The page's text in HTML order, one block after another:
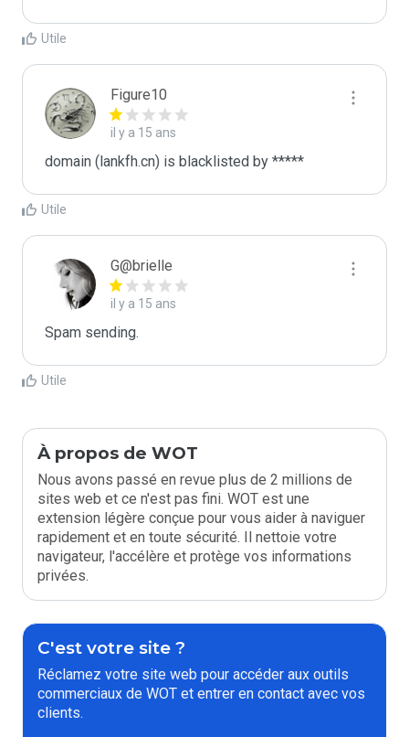
Utile
Figure10
il y a 15 ans
domain (lankfh.cn) is blacklisted by *****
Utile
G@brielle
il y a 15 ans
Spam sending.
Utile
À propos de WOT
Nous avons passé en revue plus de 2 millions de
sites web et ce n'est pas fini. WOT est une
extension légère conçue pour vous aider à naviguer
rapidement et en toute sécurité. Il nettoie votre
navigateur, l'accélère et protège vos informations
privées.
C'est votre site ?
Réclamez votre site web pour accéder aux outils
commerciaux de WOT et entrer en contact avec vos
clients.